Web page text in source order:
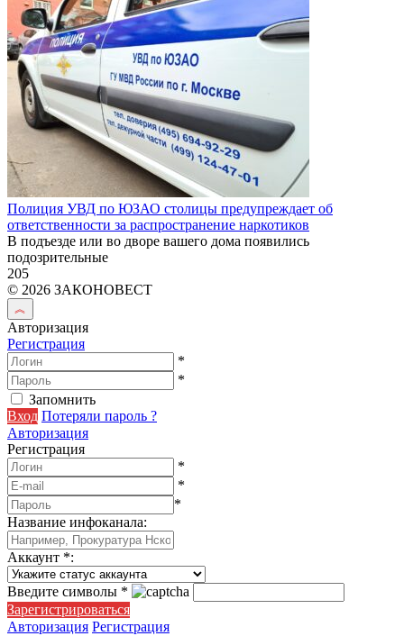
Полиция УВД по ЮЗАО столицы предупреждает об
ответственности за распространение наркотиков
В подъезде или во дворе вашего дома появились
подозрительные
205
© 2026 ЗАКОНОВЕСТ
Авторизация
Регистрация
*
*
Запомнить
Вход Потеряли пароль ?
Авторизация
Регистрация
*
*
*
Название инфоканала:
Аккаунт *:
Введите символы *
Зарегистрироваться
Авторизация Регистрация